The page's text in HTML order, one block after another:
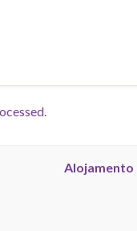
Alojamento